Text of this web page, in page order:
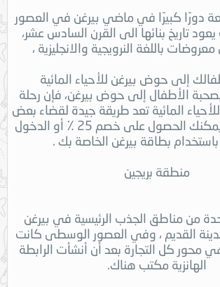
دورًا كبيرًا في ماضي بيرغن في العصور
تاريخ بنائها الى القرن السادس عشر،
باللغة النرويجية والانجليزية ،
إلى حوض بيرغن للأحياء المائية
الأطفال إلى حوض بيرغن، فإن رحلة
المائية تعد طريقة جيدة لقضاء بعض
الوقت معهم. ويمكنك الحصول على خصم 25 ٪ أو الدخول
بطاقة بيرغن الخاصة بك .
منطقة بريجين
من مناطق الجذب الرئيسية في بيرغن
القديم ، وفي العصور الوسطى كانت
محور كل التجارة بعد أن أنشأت الرابطة
الهانزية مكتب هناك.